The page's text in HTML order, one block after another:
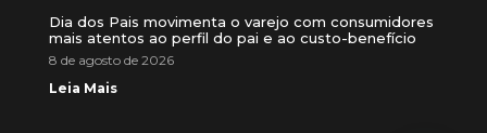
Dia dos Pais movimenta o varejo com consumidores
mais atentos ao perfil do pai e ao custo-benefício
8 de agosto de 2026
Leia Mais